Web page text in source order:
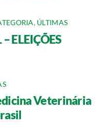
, ÚLTIMAS
ELEIÇÕES
Veterinária